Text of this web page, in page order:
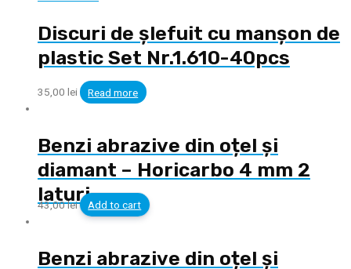
Discuri de șlefuit cu manșon de
plastic Set Nr.1.610-40pcs
35,00 lei Read more
Benzi abrazive din oțel și
diamant – Horicarbo 4 mm 2
laturi
43,00lei Add to cart
Benzi abrazive din oțel și